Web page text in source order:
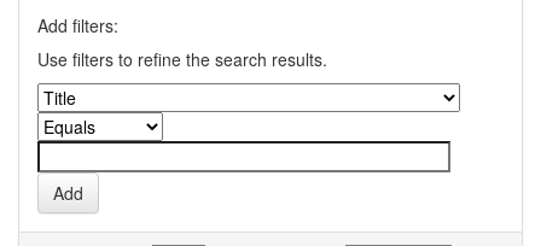
Add filters:
Use filters to refine the search results.